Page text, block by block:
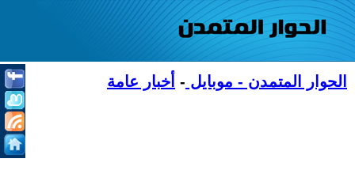
الحوار المتمدن - موبايل - أخبار عامة